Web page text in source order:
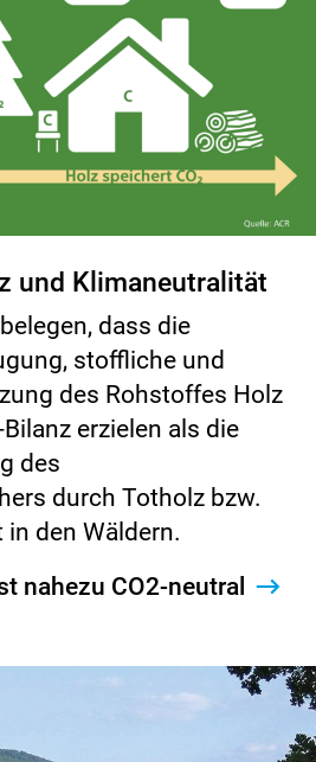
und Klimaneutralität
dass die
stoffliche und
des Rohstoffes Holz
Bilanz erzielen als die
des
durch Totholz bzw.
den Wäldern.
nahezu CO2-neutral